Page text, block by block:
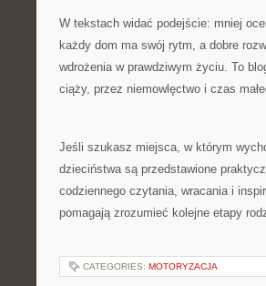
W tekstach widać podejście: mniej
każdy dom ma swój rytm, a dobre
wdrożenia w prawdziwym życiu. To
ciąży, przez niemowlęctwo i czas
Jeśli szukasz miejsca, w którym
dzieciństwa są przedstawione
codziennego czytania, wracania i
pomagają zrozumieć kolejne etapy
CATEGORIES: MOTORYZACJA